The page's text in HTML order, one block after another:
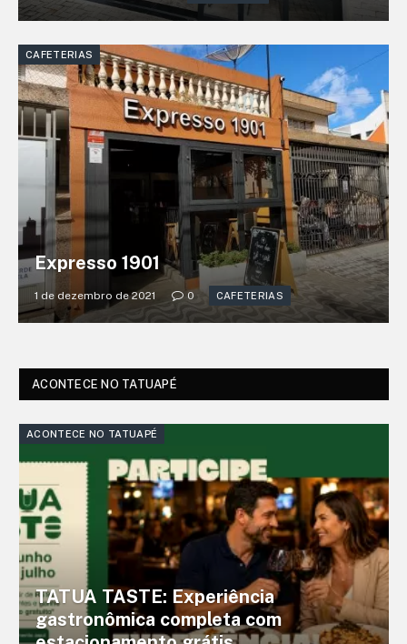
CAFETERIAS
Expresso 1901
1 de dezembro de 2021 0 CAFETERIAS
ACONTECE NO TATUAPÉ
ACONTECE NO TATUAPÉ
TATUA TASTE: Experiência
gastronômica completa com